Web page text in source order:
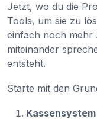
Jetzt, wo du die
Tools, um sie zu
einfach noch mehr
miteinander
entsteht.
Starte mit den
Kassensystem